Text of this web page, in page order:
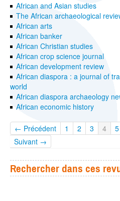
African and Asian studies
The African archaeological
African arts
African banker
African Christian studies
African crop science journal
African development review
African diaspora : a journal of
world
African diaspora archaeology
African economic history
← Précédent 1 2 3 4 5
Suivant →
Rechercher dans ces